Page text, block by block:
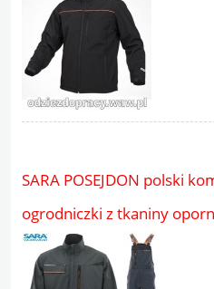
SARA POSEJDON polski
ogrodniczki z tkaniny